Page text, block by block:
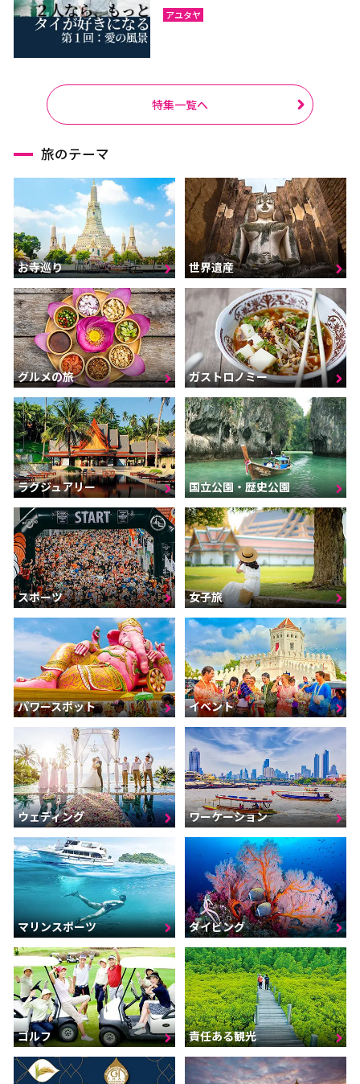
アユタヤ
特集一覧へ
旅のテーマ
お寺巡り 世界遺産
グルメの旅 ガストロノミー
ラグジュアリー 国立公園・歴史公園
スポーツ 女子旅
パワースポット イベント
ウェディング ワーケーション
マリンスポーツ ダイビング
ゴルフ 責任ある観光